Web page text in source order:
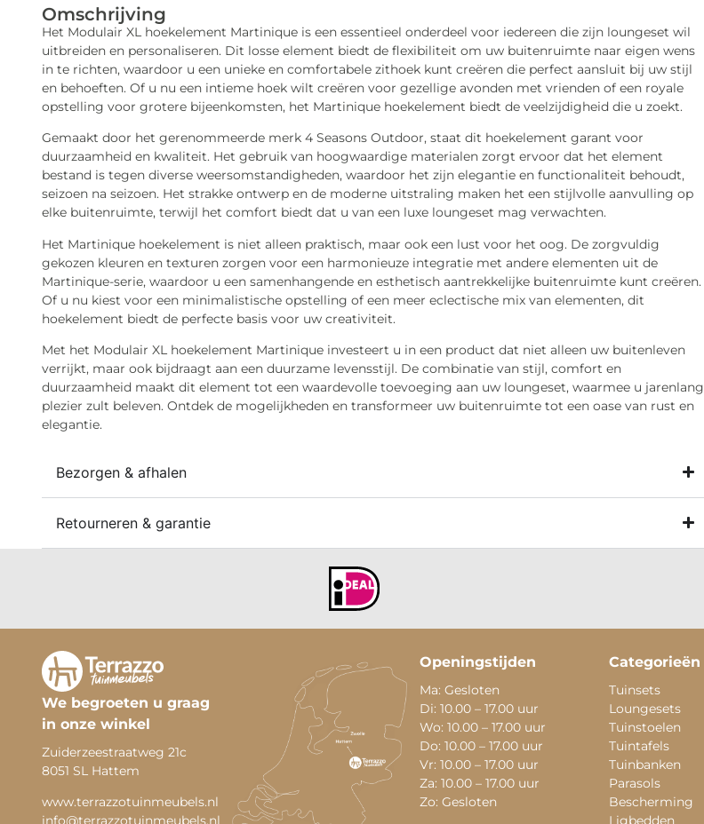
Omschrijving
Het Modulair XL hoekelement Martinique is een essentieel onderdeel voor iedereen die zijn loungeset wil
uitbreiden en personaliseren. Dit losse element biedt de flexibiliteit om uw buitenruimte naar eigen wens
in te richten, waardoor u een unieke en comfortabele zithoek kunt creëren die perfect aansluit bij uw stijl
en behoeften. Of u nu een intieme hoek wilt creëren voor gezellige avonden met vrienden of een royale
opstelling voor grotere bijeenkomsten, het Martinique hoekelement biedt de veelzijdigheid die u zoekt.
Gemaakt door het gerenommeerde merk 4 Seasons Outdoor, staat dit hoekelement garant voor
duurzaamheid en kwaliteit. Het gebruik van hoogwaardige materialen zorgt ervoor dat het element
bestand is tegen diverse weersomstandigheden, waardoor het zijn elegantie en functionaliteit behoudt,
seizoen na seizoen. Het strakke ontwerp en de moderne uitstraling maken het een stijlvolle aanvulling op
elke buitenruimte, terwijl het comfort biedt dat u van een luxe loungeset mag verwachten.
Het Martinique hoekelement is niet alleen praktisch, maar ook een lust voor het oog. De zorgvuldig
gekozen kleuren en texturen zorgen voor een harmonieuze integratie met andere elementen uit de
Martinique-serie, waardoor u een samenhangende en esthetisch aantrekkelijke buitenruimte kunt creëren.
Of u nu kiest voor een minimalistische opstelling of een meer eclectische mix van elementen, dit
hoekelement biedt de perfecte basis voor uw creativiteit.
Met het Modulair XL hoekelement Martinique investeert u in een product dat niet alleen uw buitenleven
verrijkt, maar ook bijdraagt aan een duurzame levensstijl. De combinatie van stijl, comfort en
duurzaamheid maakt dit element tot een waardevolle toevoeging aan uw loungeset, waarmee u jarenlang
plezier zult beleven. Ontdek de mogelijkheden en transformeer uw buitenruimte tot een oase van rust en
elegantie.
Bezorgen & afhalen
Retourneren & garantie
We begroeten u graag
in onze winkel
Zuiderzeestraatweg 21c
8051 SL Hattem
www.terrazzotuinmeubels.nl
info@terrazzotuinmeubels.nl
Openingstijden
Ma: Gesloten
Di: 10.00 – 17.00 uur
Wo: 10.00 – 17.00 uur
Do: 10.00 – 17.00 uur
Vr: 10.00 – 17.00 uur
Za: 10.00 – 17.00 uur
Zo: Gesloten
Categorieën
Tuinsets
Loungesets
Tuinstoelen
Tuintafels
Tuinbanken
Parasols
Bescherming
Ligbedden